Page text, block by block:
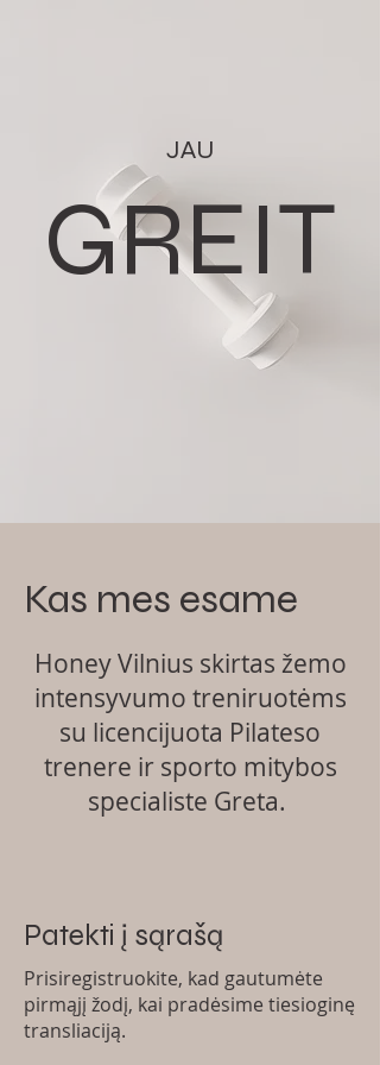
JAU
GREIT
Kas mes esame
Honey Vilnius skirtas žemo
intensyvumo treniruotėms
su licencijuota Pilateso
trenere ir sporto mitybos
specialiste Greta.
Patekti į sąrašą
Prisiregistruokite, kad gautumėte
pirmąjį žodį, kai pradėsime tiesioginę
transliaciją.